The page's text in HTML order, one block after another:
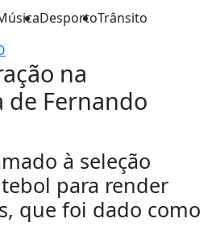
DesportoTrânsito
na
de Fernando
à seleção
para render
que foi dado como